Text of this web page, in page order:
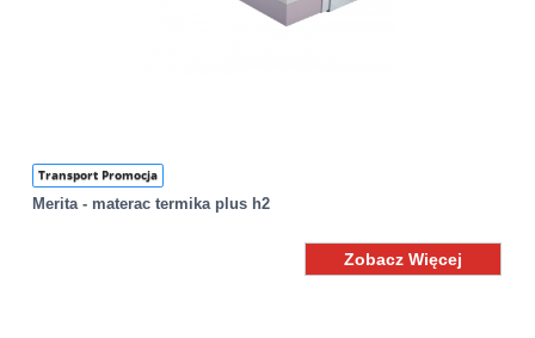
Transport Promocja
Merita - materac termika plus h2
Zobacz Więcej